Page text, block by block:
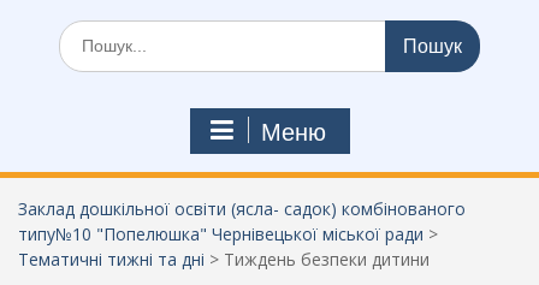
Шукати:
Меню
Заклад дошкільної освіти (ясла- садок) комбінованого
типу№10 "Попелюшка" Чернівецької міської ради >
Тематичні тижні та дні > Тиждень безпеки дитини